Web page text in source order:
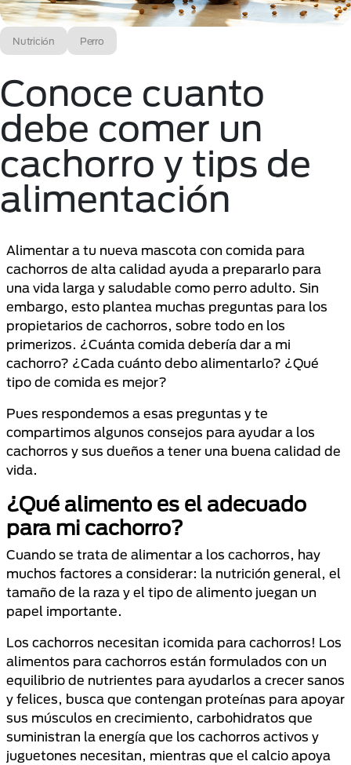
Nutrición Perro
Conoce cuanto
debe comer un
cachorro y tips de
alimentación
Alimentar a tu nueva mascota con comida para
cachorros de alta calidad ayuda a prepararlo para
una vida larga y saludable como perro adulto. Sin
embargo, esto plantea muchas preguntas para los
propietarios de cachorros, sobre todo en los
primerizos. ¿Cuánta comida debería dar a mi
cachorro? ¿Cada cuánto debo alimentarlo? ¿Qué
tipo de comida es mejor?
Pues respondemos a esas preguntas y te
compartimos algunos consejos para ayudar a los
cachorros y sus dueños a tener una buena calidad de
vida.
¿Qué alimento es el adecuado
para mi cachorro?
Cuando se trata de alimentar a los cachorros, hay
muchos factores a considerar: la nutrición general, el
tamaño de la raza y el tipo de alimento juegan un
papel importante.
Los cachorros necesitan ¡comida para cachorros! Los
alimentos para cachorros están formulados con un
equilibrio de nutrientes para ayudarlos a crecer sanos
y felices, busca que contengan proteínas para apoyar
sus músculos en crecimiento, carbohidratos que
suministran la energía que los cachorros activos y
juguetones necesitan, mientras que el calcio apoya